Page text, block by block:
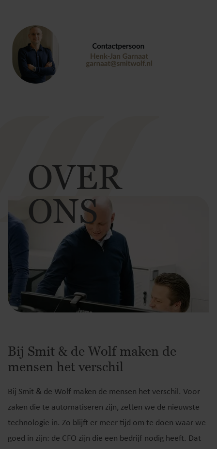
OVER
ONS
Bij Smit & de Wolf maken de
mensen het verschil
Bij Smit & de Wolf maken de mensen het verschil. Voor
zaken die te automatiseren zijn, zetten we de nieuwste
technologie in. Zo blijft er meer tijd om te doen waar we
goed in zijn: de CFO zijn die een bedrijf nodig heeft. Dat